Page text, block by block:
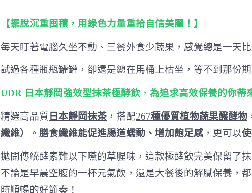
【擺脫沉重囤積，用綠色力量重拾自信美麗！】
每天盯著電腦久坐不動、三餐外食少蔬果，感覺總是一天
試過各種瓶瓶罐罐，卻還是總在馬桶上枯坐，等不到那份
UDR 日本靜岡強效型抹茶極酵飲 ， 為追求高效保養的你帶
精選高品質 日本靜岡抹茶 ，搭配267種優質植物蔬果醱酵物
纖維）
。 膳食纖維能促進腸道蠕動、增加飽足感 ，更可以
拋開傳統酵素難以下嚥的草腥味，這款極酵飲完美保留了
不論是早晨空腹的一杯元氣飲，還是大餐後的解膩保養，
時順暢的好節奏！